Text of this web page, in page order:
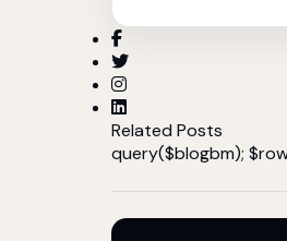
Related Posts
query($blogbm);